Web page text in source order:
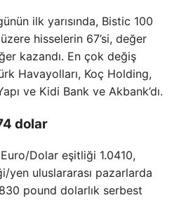
ilk yarısında, Bistic 100
hisselerin 67’si, değer
kazandı. En çok değiş
Havayolları, Koç Holding,
ve Kidi Bank ve Akbank’dı.
dolar
Dolar eşitliği 1.0410,
yen uluslararası pazarlarda
pound dolarlık serbest